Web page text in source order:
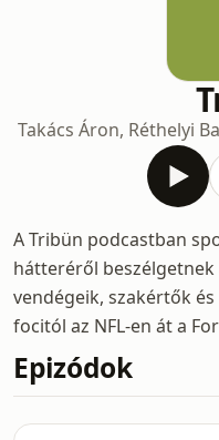
Takács Áron, Réthelyi
A Tribün podcastban
hátteréről
vendégeik, szakértők
focitól az NFL-en át a
Epizódok